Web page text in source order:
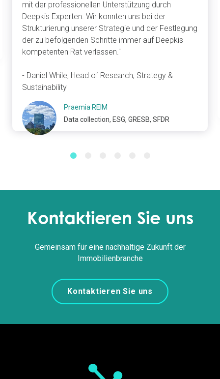
mit der professionellen Unterstützung durch
Deepkis Experten. Wir konnten uns bei der
Strukturierung unserer Strategie und der Festlegung
der zu befolgenden Schritte immer auf Deepkis
kompetenten Rat verlassen."
- Daniel While, Head of Research, Strategy &
Sustainability
Praemia REIM
Data collection, ESG, GRESB, SFDR
Kontaktieren Sie uns
Gemeinsam für eine nachhaltige Zukunft der
Immobilienbranche
Kontaktieren Sie uns